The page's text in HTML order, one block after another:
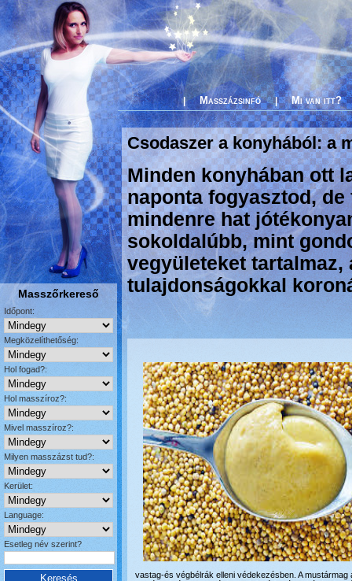
Masszőrkereső
Időpont:
Megközelíthetőség:
Hol fogad?:
Hol masszíroz?:
Mivel masszíroz?:
Milyen masszázst tud?:
Kerület:
Language:
Esetleg név szerint?
| Masszázsinfó | Mi van itt?
Csodaszer a konyhából: a
Minden konyhában ott
naponta fogyasztod,
mindenre hat
sokoldalúbb, mint
vegyületeket tartalmaz,
tulajdonságokkal
vastag-és végbélrák elleni védekezésben. A